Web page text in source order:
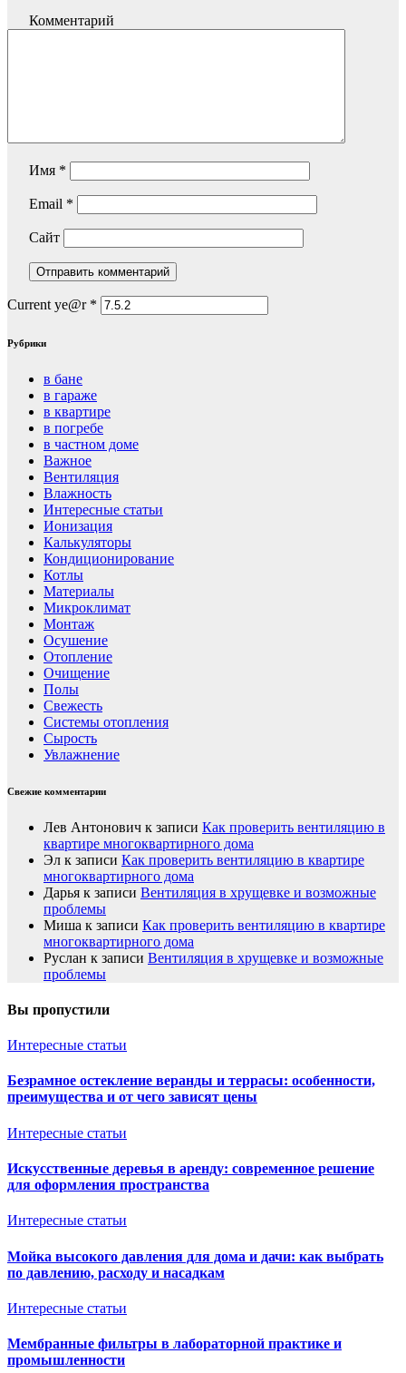
Комментарий
Имя *
Email *
Сайт
Current ye@r *
Рубрики
в бане
в гараже
в квартире
в погребе
в частном доме
Важное
Вентиляция
Влажность
Интересные статьи
Ионизация
Калькуляторы
Кондиционирование
Котлы
Материалы
Микроклимат
Монтаж
Осушение
Отопление
Очищение
Полы
Свежесть
Системы отопления
Сырость
Увлажнение
Свежие комментарии
Лев Антонович к записи Как проверить вентиляцию в
квартире многоквартирного дома
Эл к записи Как проверить вентиляцию в квартире
многоквартирного дома
Дарья к записи Вентиляция в хрущевке и возможные
проблемы
Миша к записи Как проверить вентиляцию в квартире
многоквартирного дома
Руслан к записи Вентиляция в хрущевке и возможные
проблемы
Вы пропустили
Интересные статьи
Безрамное остекление веранды и террасы: особенности,
преимущества и от чего зависят цены
Интересные статьи
Искусственные деревья в аренду: современное решение
для оформления пространства
Интересные статьи
Мойка высокого давления для дома и дачи: как выбрать
по давлению, расходу и насадкам
Интересные статьи
Мембранные фильтры в лабораторной практике и
промышленности